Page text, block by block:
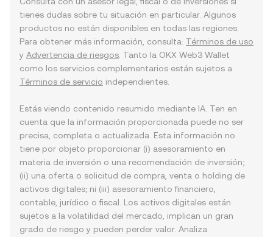
tienes dudas sobre tu situación en particular. Algunos
productos no están disponibles en todas las regiones.
Para obtener más información, consulta: Términos de uso
y Advertencia de riesgos . Tanto la OKX Web3 Wallet
como los servicios complementarios están sujetos a
Términos de servicio independientes.
Estás viendo contenido resumido mediante IA. Ten en
cuenta que la información proporcionada puede no ser
precisa, completa o actualizada. Esta información no
tiene por objeto proporcionar (i) asesoramiento en
materia de inversión o una recomendación de inversión;
(ii) una oferta o solicitud de compra, venta o holding de
activos digitales; ni (iii) asesoramiento financiero,
contable, jurídico o fiscal. Los activos digitales están
sujetos a la volatilidad del mercado, implican un gran
grado de riesgo y pueden perder valor. Analiza